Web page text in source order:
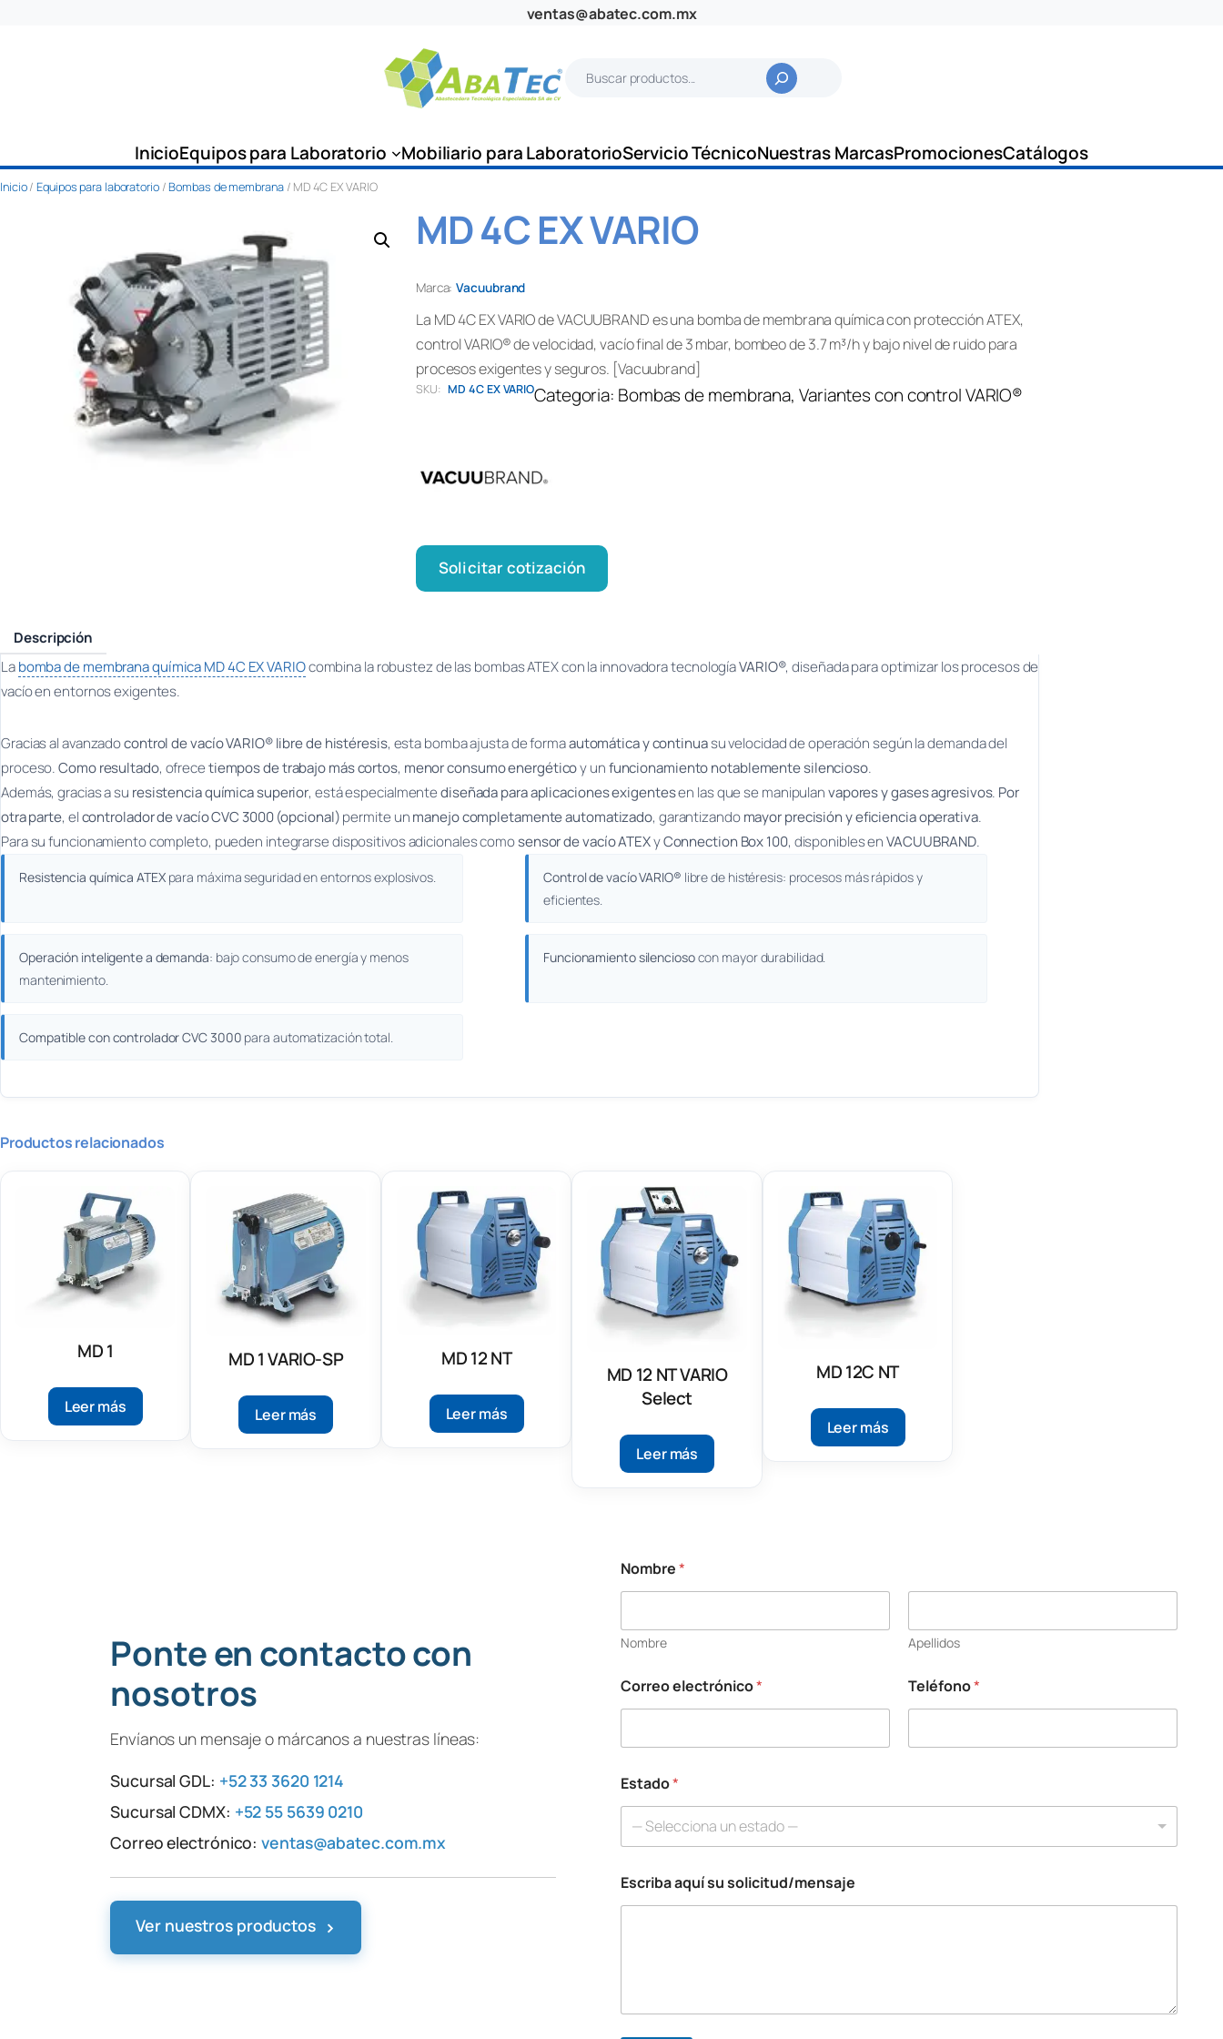
ventas@abatec.com.mx
c
a
InicioEquipos para Laboratorio Mobiliario para LaboratorioServicio TécnicoNuestras MarcasPromocionesCatálogos
Inicio/Equipos para laboratorio/Bombas de membrana/ MD 4C EX VARIO
MD 4C EX VARIO
Marca: Vacuubrand
La MD 4C EX VARIO de VACUUBRAND es una bomba de membrana química con protección ATEX,
control VARIO® de velocidad, vacío final de 3 mbar, bombeo de 3.7 m³/h y bajo nivel de ruido para
procesos exigentes y seguros. [Vacuubrand]
SKU: MD 4C EX VARIOCategoria: Bombas de membrana, Variantes con control VARIO®
Solicitar cotización
Descripción
Labomba de membrana química MD 4C EX VARIOcombina la robustez de las bombas ATEX con la innovadora tecnologíaVARIO®, diseñada para optimizar los procesos de
vacío en entornos exigentes.
Gracias al avanzadocontrol de vacío VARIO® libre de histéresis, esta bomba ajusta de formaautomática y continuasu velocidad de operación según la demanda del
proceso.Como resultado, ofrecetiempos de trabajo más cortos, menor consumo energéticoy unfuncionamiento notablemente silencioso.
Además, gracias a su resistencia química superior, está especialmentediseñada para aplicaciones exigentesen las que se manipulanvapores y gases agresivos. Por
otra parte, elcontrolador de vacío CVC 3000 (opcional)permite unmanejo completamente automatizado, garantizandomayor precisión y eficiencia operativa.
Para su funcionamiento completo, pueden integrarse dispositivos adicionales comosensor de vacío ATEXyConnection Box 100, disponibles enVACUUBRAND.
Resistencia química ATEXpara máxima seguridad en entornos explosivos. Control de vacío VARIO® libre de histéresis: procesos más rápidos y
eficientes.
Operación inteligente a demanda: bajo consumo de energía y menos
mantenimiento.
Funcionamiento silenciosocon mayor durabilidad.
Compatible con controlador CVC 3000 para automatización total.
Productos relacionados
MD 1
Leer más
MD 1 VARIO-SP
Leer más
MD 12 NT
Leer más
MD 12 NT VARIO
Select
Leer más
MD 12C NT
Leer más
Ponte en contacto con
nosotros
Envíanos un mensaje o márcanos a nuestras líneas:
Sucursal GDL: +52 33 3620 1214
Sucursal CDMX: +52 55 5639 0210
Correo electrónico:ventas@abatec.com.mx
Ver nuestros productos ›
Nombre*
Nombre Apellidos
*
*
o
b
r
Correo electrónico* Teléfono*
Estado*
— Selecciona un estado —
Escriba aquí su solicitud/mensaje